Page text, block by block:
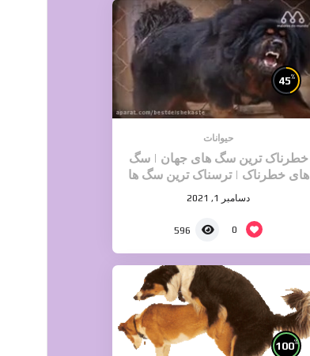
45%
حیوانات
خطرناک ترین سگ های جهان | سگ
های خطرناک | ترسناک ترین سگ ها
دسامبر 1, 2021
0
596
100%